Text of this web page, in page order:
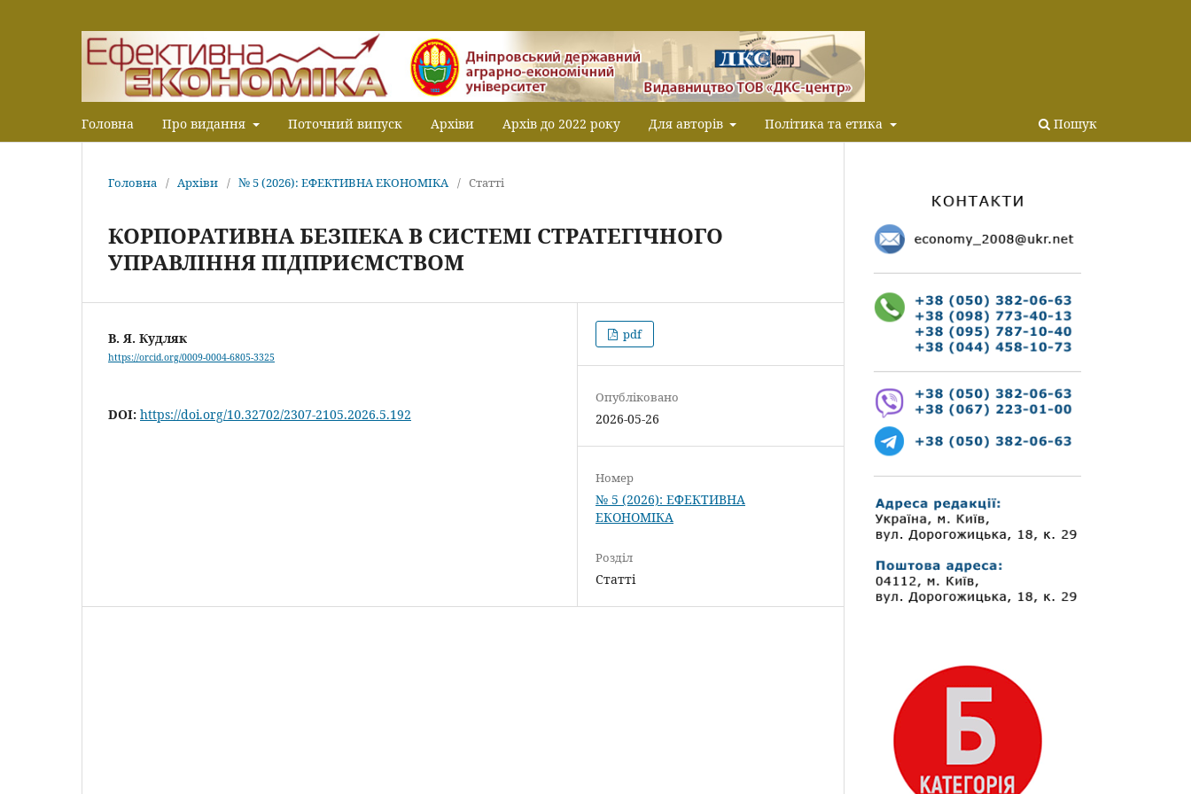
Головна Про видання Поточний випуск Архіви Архів до 2022 року Для авторів Політика та етика Пошук
Головна / Архіви / № 5 (2026): ЕФЕКТИВНА ЕКОНОМІКА / Статті
КОРПОРАТИВНА БЕЗПЕКА В СИСТЕМІ СТРАТЕГІЧНОГО
УПРАВЛІННЯ ПІДПРИЄМСТВОМ
В. Я. Кудляк
https://orcid.org/0009-0004-6805-3325
DOI: https://doi.org/10.32702/2307-2105.2026.5.192
pdf
Опубліковано
2026-05-26
Номер
№ 5 (2026): ЕФЕКТИВНА
ЕКОНОМІКА
Розділ
Статті